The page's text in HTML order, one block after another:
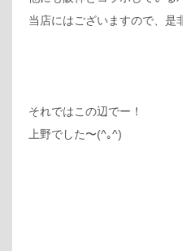
当店にはございますので、是
それではこの辺でー！
上野でした〜(^｡^)